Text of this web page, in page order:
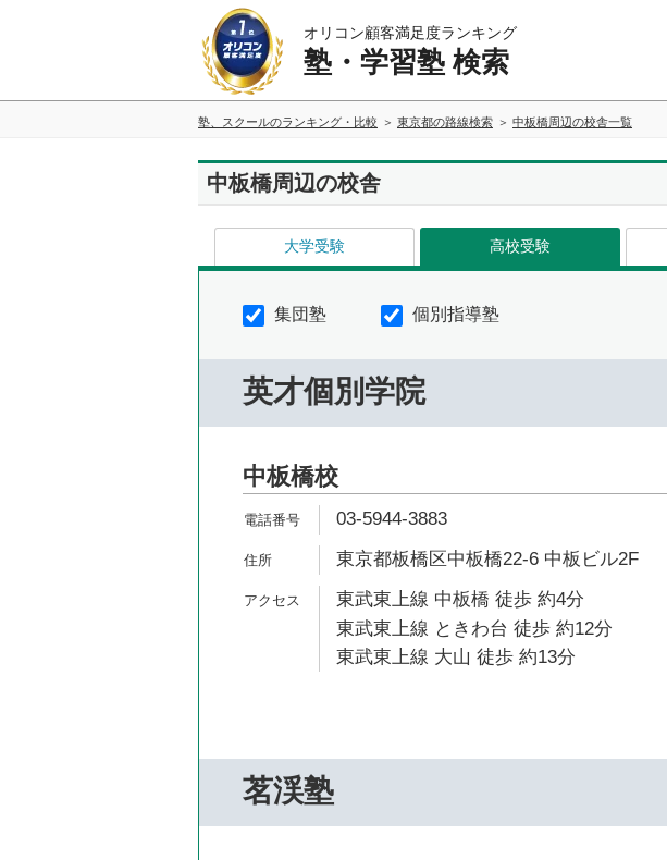
オリコン顧客満足度ランキング
塾・学習塾 検索
塾、スクールのランキング・比較 東京都の路線検索 中板橋周辺の校舎一覧
中板橋周辺の校舎
大学受験 高校受験
集団塾 個別指導塾
英才個別学院
中板橋校
03-5944-3883
東京都板橋区中板橋22-6 中板ビル2F
東武東上線 中板橋 徒歩 約4分
東武東上線 ときわ台 徒歩 約12分
東武東上線 大山 徒歩 約13分
茗渓塾